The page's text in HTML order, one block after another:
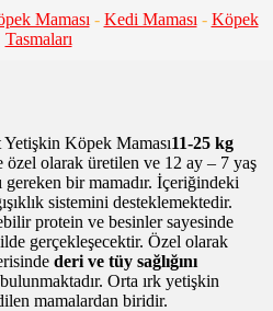
Maması - Kedi Maması - Köpek
Tasmaları
11-25 kg
özel olarak üretilen ve 12 ay – 7 yaş
gereken bir mamadır. İçeriğindeki
sistemini desteklemektedir.
protein ve besinler sayesinde
gerçekleşecektir. Özel olarak
deri ve tüy sağlığını
Orta ırk yetişkin
mamalardan biridir.